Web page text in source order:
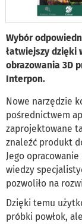
Wybór
łatwiejszy dzięki
obrazowania 3D
Interpon.
Nowe narzędzie
pośrednictwem
zaprojektowane
znaleźć produkt
Jego
wiedzy
pozwoliło na
Dzięki temu
próbki powłok,